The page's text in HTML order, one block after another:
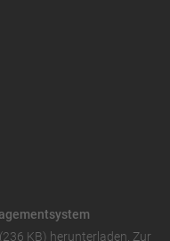
KB) herunterladen. Zur